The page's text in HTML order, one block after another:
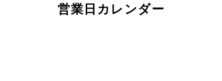
営業日カレンダー